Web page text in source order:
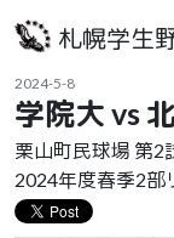
札幌学生
2024-5-8
学院大 vs
栗山町民球場 第2
2024年度春季2部